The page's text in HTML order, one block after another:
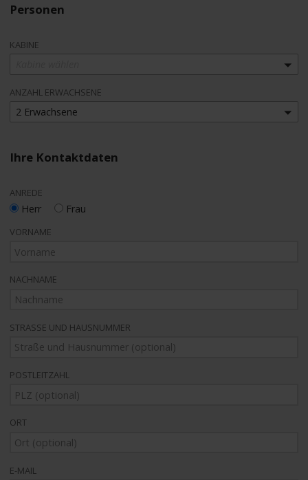
Personen
KABINE
ANZAHL ERWACHSENE
2 Erwachsene
Ihre Kontaktdaten
ANREDE
Herr Frau
VORNAME
NACHNAME
STRASSE UND HAUSNUMMER
POSTLEITZAHL
ORT
E-MAIL